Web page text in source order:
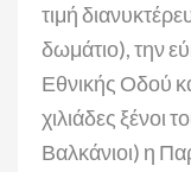
τιμή
δωμάτιο), την
Εθνικής Οδού
χιλιάδες ξένοι
Βαλκάνιοι) η